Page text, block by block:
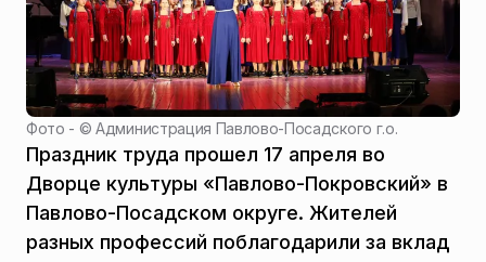
Фото - ©Администрация Павлово-Посадского г.о.
Праздник труда прошел 17 апреля во
Дворце культуры «Павлово-Покровский» в
Павлово-Посадском округе. Жителей
разных профессий поблагодарили за вклад